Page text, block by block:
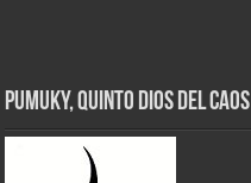
Pumuky, Quinto Dios del